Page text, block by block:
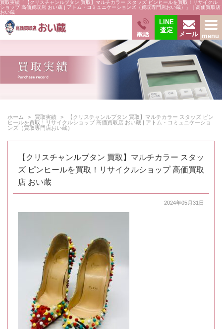
買取実績「【クリスチャンルブタン 買取】マルチカラー スタッズ ピンヒールを買取！リサイクル
ショップ 高価買取店 おい蔵 | アトム・コミュニケーションズ（買取専門店おい蔵）」｜高価買取店
おい蔵
電話
LINE
査定
メール menu
ホーム 買取実績
【クリスチャンルブタン 買取】マルチカラー スタッズ ピン
ヒールを買取！リサイクルショップ 高価買取店 おい蔵 | アトム・コミュニケーショ
ンズ（買取専門店おい蔵）
【クリスチャンルブタン 買取】マルチカラー スタッ
ズ ピンヒールを買取！リサイクルショップ 高価買取
店 おい蔵
2024年05月31日